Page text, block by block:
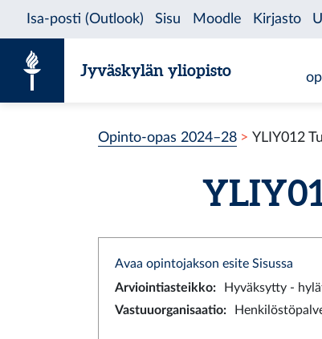
Jyväskylän yliopisto
Opinto-opas 2024–28 YLIY012
Avaa opintojakson esite Sisussa
Arviointiasteikko: Hyväksytty -
Vastuuorganisaatio: